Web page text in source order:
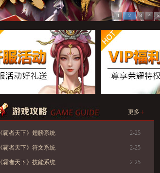
1 2 3 4 5
更多 +
《霸者天下》翅膀系统 2-25
《霸者天下》符文系统 2-25
《霸者天下》技能系统 2-25